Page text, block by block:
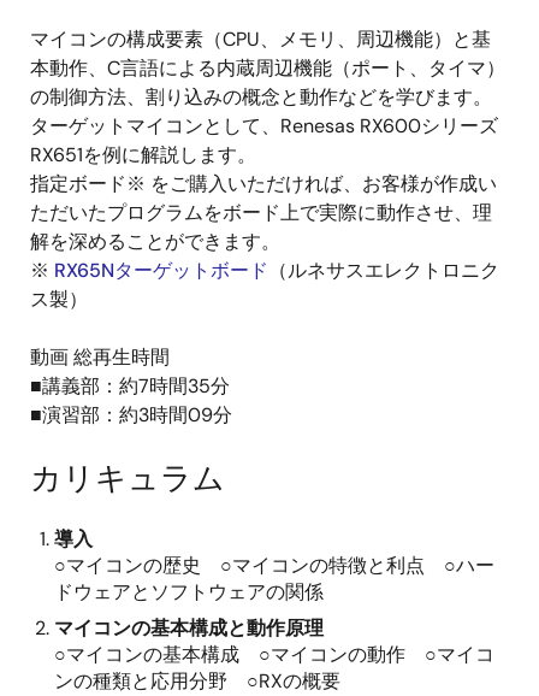
マイコンの構成要素（CPU、メモリ、周辺機能）と基
本動作、C言語による内蔵周辺機能（ポート、タイマ）
の制御方法、割り込みの概念と動作などを学びます。
ターゲットマイコンとして、Renesas RX600シリーズ
RX651を例に解説します。
指定ボード※ をご購入いただければ、お客様が作成い
ただいたプログラムをボード上で実際に動作させ、理
解を深めることができます。
※ RX65Nターゲットボード （ルネサスエレクトロニク
ス製）
動画 総再生時間
■講義部：約7時間35分
■演習部：約3時間09分
カリキュラム
導入
○マイコンの歴史 ○マイコンの特徴と利点 ○ハー
ドウェアとソフトウェアの関係
マイコンの基本構成と動作原理
○マイコンの基本構成 ○マイコンの動作 ○マイコ
ンの種類と応用分野 ○RXの概要